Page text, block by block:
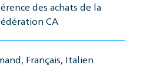
des achats de la
CA
Français, Italien